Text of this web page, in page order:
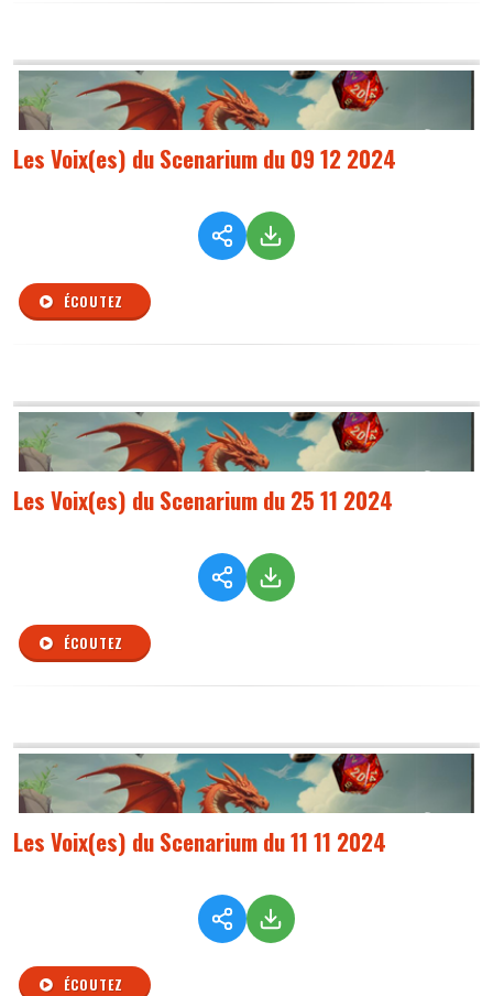
Les Voix(es) du Scenarium du 09 12 2024
ÉCOUTEZ
Les Voix(es) du Scenarium du 25 11 2024
ÉCOUTEZ
Les Voix(es) du Scenarium du 11 11 2024
ÉCOUTEZ